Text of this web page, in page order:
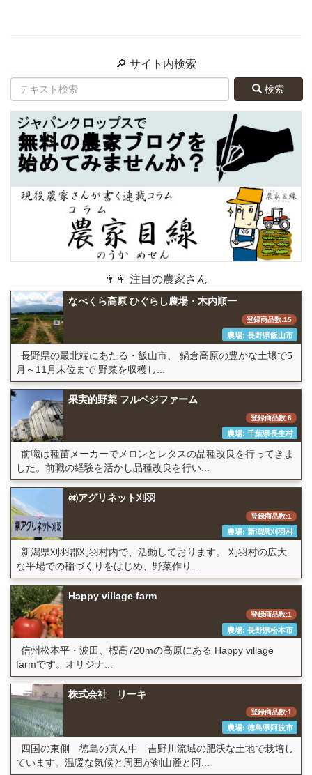
🔎 サイト内検索
検索
👨👩 注目の農家さん
なべくら高原 ひぐらし農場・木内順一
登録商品数:15
農場: 長野県飯山市
長野県の最北端にあたる・飯山市、 鍋倉高原の豊かな土壌で5
月～11月末位まで 野菜を収穫し...
果実的野菜 フルベジファーム
登録商品数:6
農場: 千葉県長生村
前職は種苗メーカーでメロンとレタスの品種改良を行ってきま
した。前職の経験を活かし品種改良を行い...
㈱アグリネット刈羽
登録商品数:1
農場: 新潟県刈羽村
新潟県刈羽郡刈羽村内で、活動しております。 刈羽村の広大
な平場での稲づくりをはじめ、野菜作り...
Happy village farm
登録商品数:1
農場: 長野県松本市
信州松本平・波田、標高720mの高原にある Happy village
farmです。オリジナ...
株式会社 リーキ
登録商品数:1
農場: 徳島県阿波市
四国の東側 徳島の真ん中 吉野川流域の肥沃な土地で栽培し
ています。温暖な気候と周囲が剣山麓と阿...